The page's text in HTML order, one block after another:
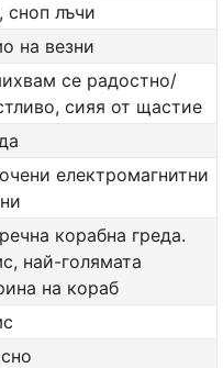
сноп лъчи
на везни
се радостно/
сияя от щастие
електромагнитни
корабна греда.
най-голямата
на кораб